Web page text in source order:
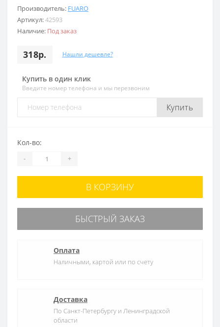
Производитель: FUARO
Артикул:42593
Наличие: Под заказ
318р. Нашли дешевле?
Купить в один клик
Введите номер телефона и мы перезвоним
Купить
Кол-во:
- +
В КОРЗИНУ
БЫСТРЫЙ ЗАКАЗ
Оплата
Наличными, картой или по счету
Доставка
По Санкт-Петербургу и Ленинградской
области